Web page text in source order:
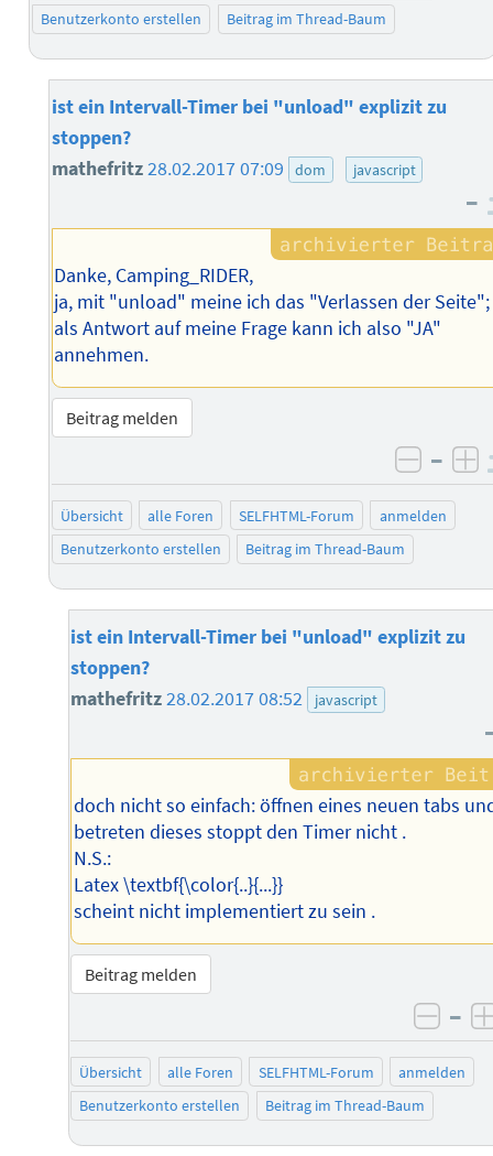
Benutzerkonto erstellen
Beitrag im Thread-Baum
ist ein Intervall-Timer bei "unload" explizit zu
stoppen?
mathefritz28.02.2017 07:09 dom javascript
–
Danke, Camping_RIDER,
ja, mit "unload" meine ich das "Verlassen der Seite";
als Antwort auf meine Frage kann ich also "JA"
annehmen.
Beitrag melden
–
Übersicht alle Foren SELFHTML-Forum
anmelden
Benutzerkonto erstellen
Beitrag im Thread-Baum
ist ein Intervall-Timer bei "unload" explizit zu
stoppen?
mathefritz28.02.2017 08:52 javascript
doch nicht so einfach: öffnen eines neuen tabs
betreten dieses stoppt den Timer nicht .
N.S.:
Latex \textbf{\color{..}{...}}
scheint nicht implementiert zu sein .
Beitrag melden
–
Übersicht alle Foren SELFHTML-Forum
anmelden
Benutzerkonto erstellen
Beitrag im Thread-Baum